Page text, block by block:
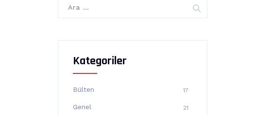
Kategoriler
Bülten 17
Genel 21